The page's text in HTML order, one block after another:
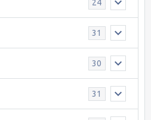
24
31
30
31